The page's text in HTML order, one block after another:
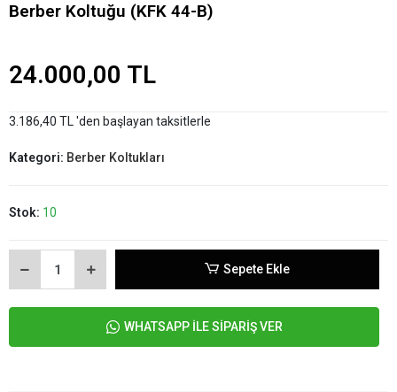
Berber Koltuğu (KFK 44-B)
24.000,00 TL
3.186,40 TL 'den başlayan taksitlerle
Kategori: Berber Koltukları
Stok: 10
Sepete Ekle
WHATSAPP İLE SİPARİŞ VER